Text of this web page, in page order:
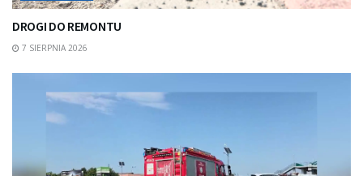
DROGI DO REMONTU
7 SIERPNIA 2026